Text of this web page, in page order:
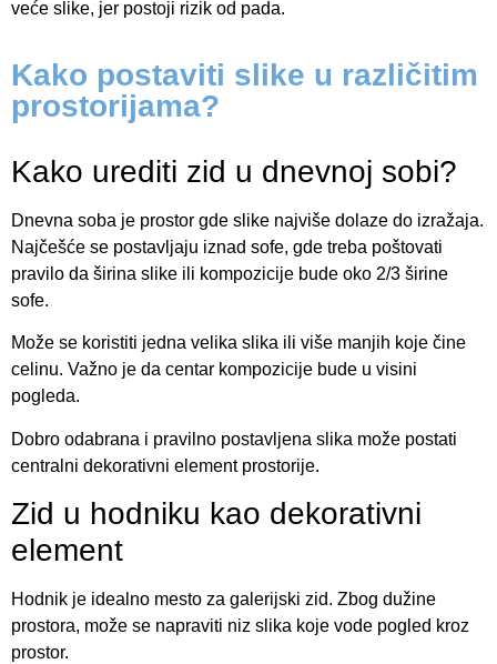
veće slike, jer postoji rizik od pada.
Kako postaviti slike u različitim
prostorijama?
Kako urediti zid u dnevnoj sobi?
Dnevna soba je prostor gde slike najviše dolaze do izražaja.
Najčešće se postavljaju iznad sofe, gde treba poštovati
pravilo da širina slike ili kompozicije bude oko 2/3 širine
sofe.
Može se koristiti jedna velika slika ili više manjih koje čine
celinu. Važno je da centar kompozicije bude u visini
pogleda.
Dobro odabrana i pravilno postavljena slika može postati
centralni dekorativni element prostorije.
Zid u hodniku kao dekorativni
element
Hodnik je idealno mesto za galerijski zid. Zbog dužine
prostora, može se napraviti niz slika koje vode pogled kroz
prostor.